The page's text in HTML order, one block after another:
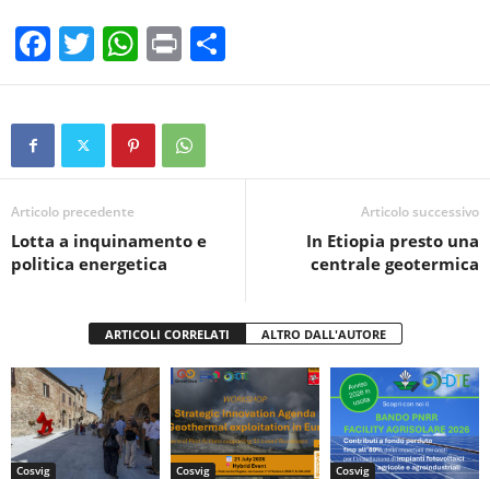
F
a
c
b
o
o
T
wi
tt
W
h
at
s
A
p
Pr
in
t
o
vi
Articolo precedente
Lotta a inquinamento e
politica energetica
Articolo successivo
In Etiopia presto una
centrale geotermica
ARTICOLI CORRELATI ALTRO DALL'AUTORE
Cosvig Cosvig Cosvig